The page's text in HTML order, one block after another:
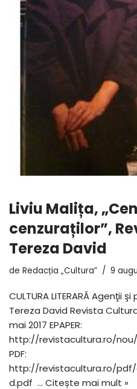
Liviu Malița,
cenzuraților”,
Tereza David
de Redacția „Cultura” 9
CULTURA LITERARĂ Agenţii
Tereza David Revista Cultura,
mai 2017 EPAPER:
http://revistacultura.ro/nou/
PDF:
http://revistacultura.ro/pdf/
d.pdf … Citește mai mult »